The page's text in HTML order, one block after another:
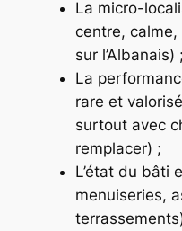
La micro-
centre,
sur l’Albanais) ;
La
rare et
surtout avec
remplacer) ;
L’état du bâti
menuiseries,